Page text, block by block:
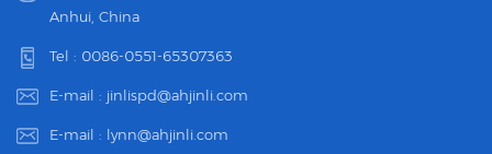
Anhui, China
Tel : 0086-0551-65307363
E-mail : jinlispd@ahjinli.com
E-mail : lynn@ahjinli.com